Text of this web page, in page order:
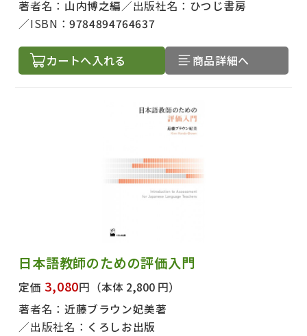
著者名： 山内博之編 出版社名： ひつじ書房
ISBN：9784894764637
カートへ入れる 商品詳細へ
日本語教師のための評価入門
定価 3,080円 （本体 2,800 円）
著者名： 近藤ブラウン妃美著
出版社名： くろしお出版